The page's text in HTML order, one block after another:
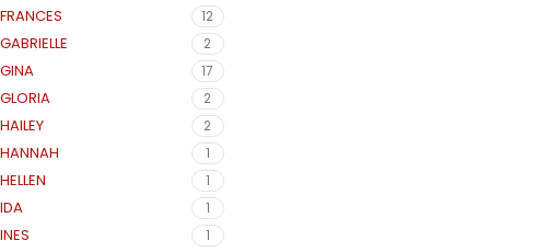
FRANCES 12
GABRIELLE 2
GINA 17
GLORIA 2
HAILEY 2
HANNAH 1
HELLEN 1
IDA 1
INES 1